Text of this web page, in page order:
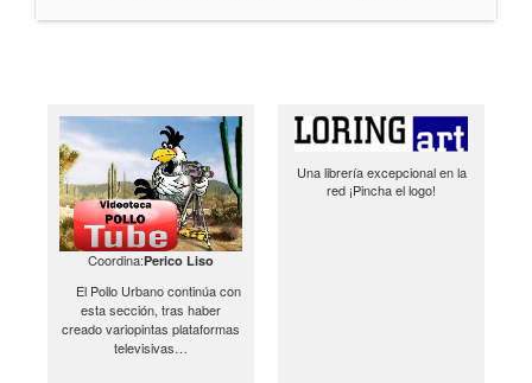
Coordina:Perico Liso
El Pollo Urbano continúa con
esta sección, tras haber
creado variopintas plataformas
televisivas…
Una librería excepcional en la
red ¡Pincha el logo!